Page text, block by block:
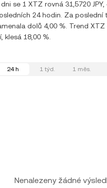
se 1 XTZ rovná 31,5720
24 hodin. Za poslední
dolů 4,00 %. Trend
klesá 18,00 %.
24 h 1 týd. 1 měs.
Nenalezeny žádné